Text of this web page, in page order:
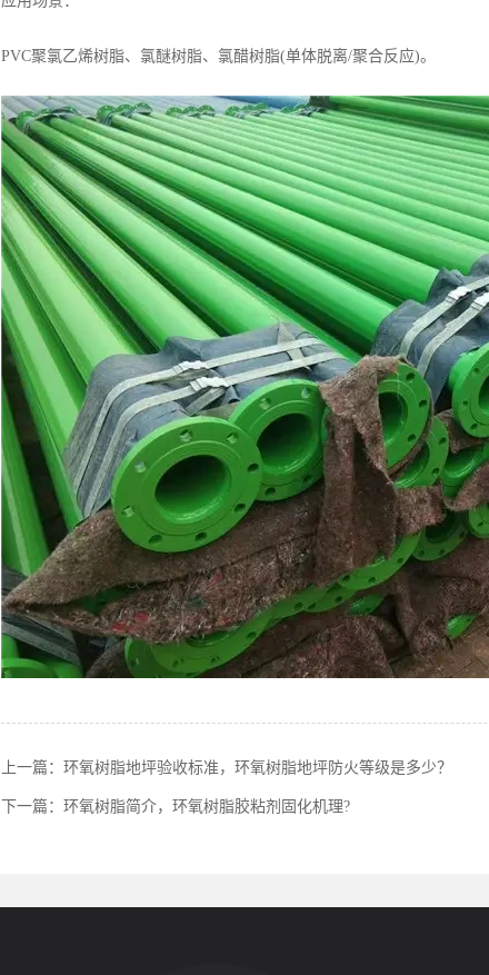
PVC聚氯乙烯树脂、氯醚树脂、氯醋树脂(单体脱离/聚合反应)。
上一篇： 环氧树脂地坪验收标准，环氧树脂地坪防火等级是多少？
下一篇： 环氧树脂简介，环氧树脂胶粘剂固化机理?